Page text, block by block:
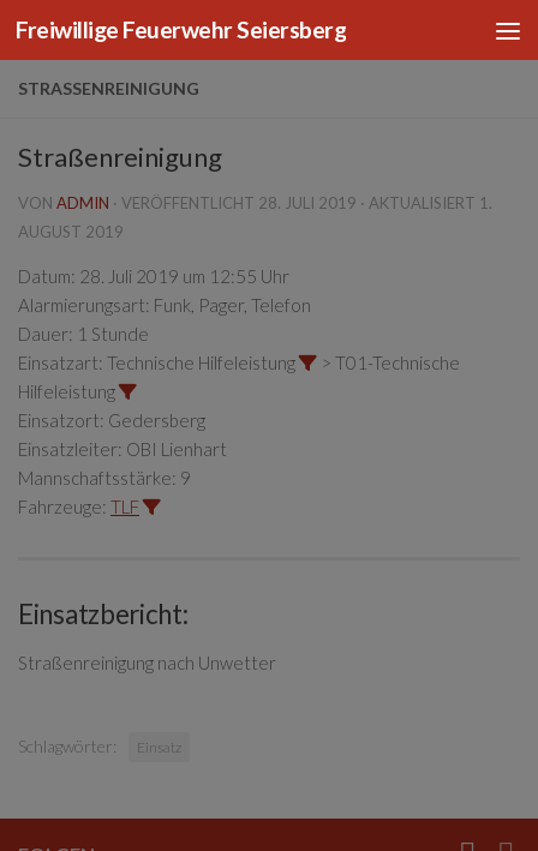
Zum Inhalt springen
Freiwillige Feuerwehr Seiersberg
STRASSENREINIGUNG
Straßenreinigung
VON ADMIN · VERÖFFENTLICHT 28. JULI 2019 · AKTUALISIERT 1.
AUGUST 2019
Datum: 28. Juli 2019 um 12:55 Uhr
Alarmierungsart: Funk, Pager, Telefon
Dauer: 1 Stunde
Einsatzart: Technische Hilfeleistung
> T01-Technische
Hilfeleistung
Einsatzort: Gedersberg
Einsatzleiter: OBI Lienhart
Mannschaftsstärke: 9
Fahrzeuge: TLF
Einsatzbericht:
Straßenreinigung nach Unwetter
Schlagwörter: Einsatz